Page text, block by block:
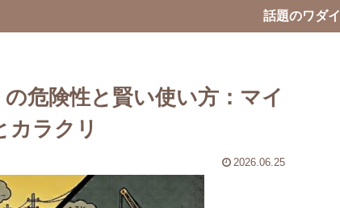
話題のワダイ
危険性と賢い使い方：マイ
カラクリ
2026.06.25